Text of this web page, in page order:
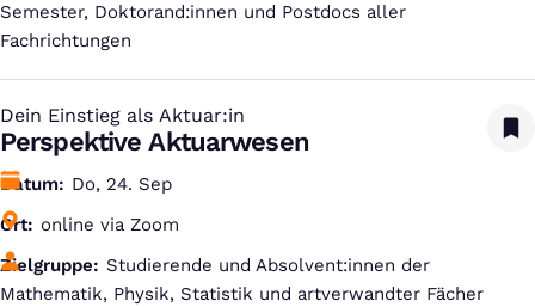
Semester, Doktorand:innen und Postdocs aller
Fachrichtungen
Dein Einstieg als Aktuar:in
:
Perspektive Aktuarwesen
Datum
Do, 24. Sep
Ort
online via Zoom
Zielgruppe
Studierende und Absolvent:innen der
Mathematik, Physik, Statistik und artverwandter Fächer